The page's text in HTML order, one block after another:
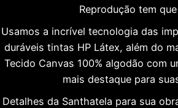
Reprodução tem
Usamos a incrível tecnologia das
duráveis tintas HP Látex, além do
Tecido Canvas 100% algodão com
mais destaque para
Detalhes da Santhatela para sua